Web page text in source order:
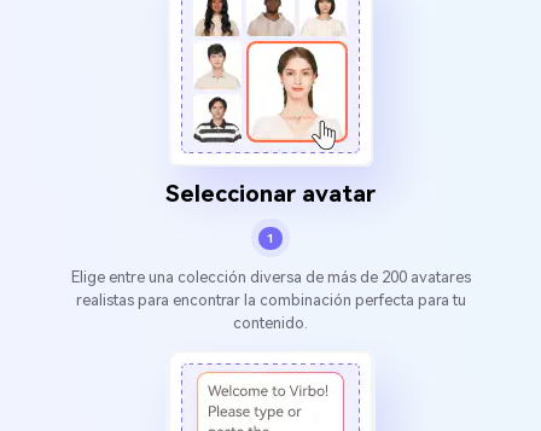
Seleccionar avatar
1
Elige entre una colección diversa de más de 200 avatares
realistas para encontrar la combinación perfecta para tu
contenido.